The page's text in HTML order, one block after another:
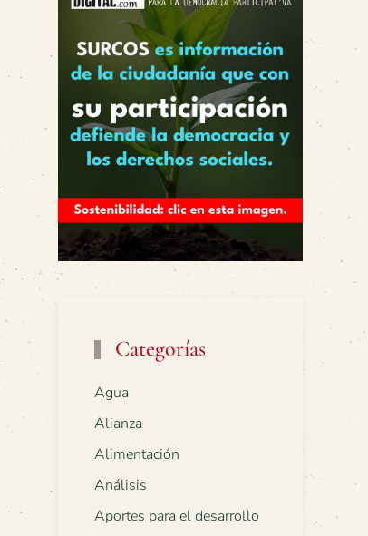
Categorías
Agua
Alianza
Alimentación
Análisis
Aportes para el desarrollo